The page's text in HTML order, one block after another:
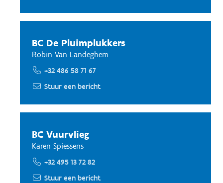
BC De Pluimplukkers
Robin Van Landeghem
+32 486 58 71 67
Stuur een bericht
BC Vuurvlieg
Karen Spiessens
+32 495 13 72 82
Stuur een bericht